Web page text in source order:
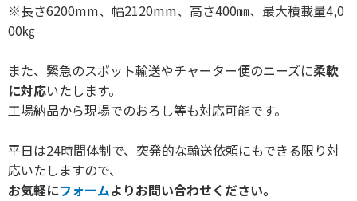
※長さ6200mm、幅2120mm、高さ400㎜、最大積載量4,0
00㎏
また、緊急のスポット輸送やチャーター便のニーズに柔軟
に対応いたします。
工場納品から現場でのおろし等も対応可能です。
平日は24時間体制で、突発的な輸送依頼にもできる限り対
応いたしますので、
お気軽にフォームよりお問い合わせください。